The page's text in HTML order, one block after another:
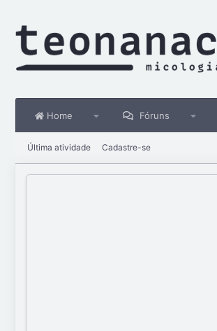
Home Fóruns
Última atividade Cadastre-se